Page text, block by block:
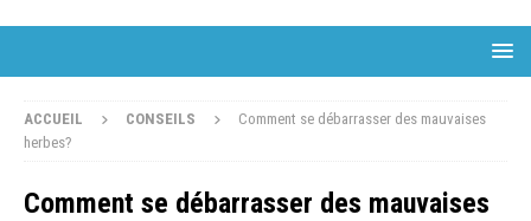
ACCUEIL CONSEILS
Comment se débarrasser des mauvaises
herbes?
Comment se débarrasser des mauvaises